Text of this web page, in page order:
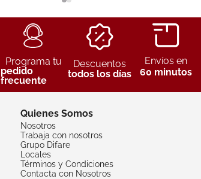
Programa tu
pedido
frecuente
Descuentos
todos los días
Envíos en
60 minutos
Quienes Somos
Nosotros
Trabaja con nosotros
Grupo Difare
Locales
Términos y Condiciones
Contacta con Nosotros